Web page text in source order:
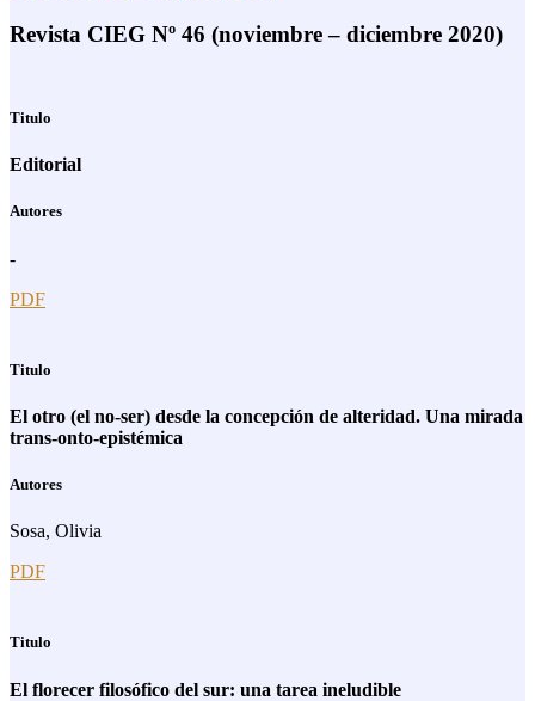
Revista CIEG Nº 46 (noviembre – diciembre 2020)
Titulo
Editorial
Autores
-
PDF
Titulo
El otro (el no-ser) desde la concepción de alteridad. Una mirada
trans-onto-epistémica
Autores
Sosa, Olivia
PDF
Titulo
El florecer filosófico del sur: una tarea ineludible